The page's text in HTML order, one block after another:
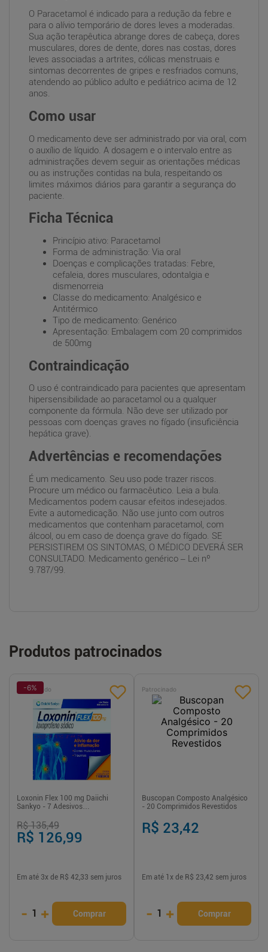
O Paracetamol é indicado para a redução da febre e
para o alívio temporário de dores leves a moderadas.
Sua ação terapêutica abrange dores de cabeça, dores
musculares, dores de dente, dores nas costas, dores
leves associadas a artrites, cólicas menstruais e
sintomas decorrentes de gripes e resfriados comuns,
atendendo ao público adulto e pediátrico acima de 12
anos.
Como usar
O medicamento deve ser administrado por via oral, com
o auxílio de líquido. A dosagem e o intervalo entre as
administrações devem seguir as orientações médicas
ou as instruções contidas na bula, respeitando os
limites máximos diários para garantir a segurança do
paciente.
Ficha Técnica
Princípio ativo: Paracetamol
Forma de administração: Via oral
Doenças e complicações tratadas: Febre,
cefaleia, dores musculares, odontalgia e
dismenorreia
Classe do medicamento: Analgésico e
Antitérmico
Tipo de medicamento: Genérico
Apresentação: Embalagem com 20 comprimidos
de 500mg
Contraindicação
O uso é contraindicado para pacientes que apresentam
hipersensibilidade ao paracetamol ou a qualquer
componente da fórmula. Não deve ser utilizado por
pessoas com doenças graves no fígado (insuficiência
hepática grave).
Advertências e recomendações
É um medicamento. Seu uso pode trazer riscos.
Procure um médico ou farmacêutico. Leia a bula.
Medicamentos podem causar efeitos indesejados.
Evite a automedicação. Não use junto com outros
medicamentos que contenham paracetamol, com
álcool, ou em caso de doença grave do fígado. SE
PERSISTIREM OS SINTOMAS, O MÉDICO DEVERÁ SER
CONSULTADO. Medicamento genérico – Lei nº
9.787/99.
Produtos patrocinados
Patrocinado
-6%
Loxonin Flex 100 mg Daiichi
Sankyo - 7 Adesivos
R$ 135,49
R$ 126,99
Em até 3x de R$ 42,33 sem juros
- 1 + Comprar
Patrocinado
Buscopan Composto Analgésico
- 20 Comprimidos Revestidos
R$ 23,42
Em até 1 x de R$ 23,42 sem juros
- 1 + Comprar